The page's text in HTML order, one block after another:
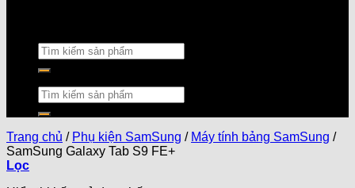
Trang chủ / Phụ kiện SamSung / Máy tính bảng SamSung /
SamSung Galaxy Tab S9 FE+
Lọc